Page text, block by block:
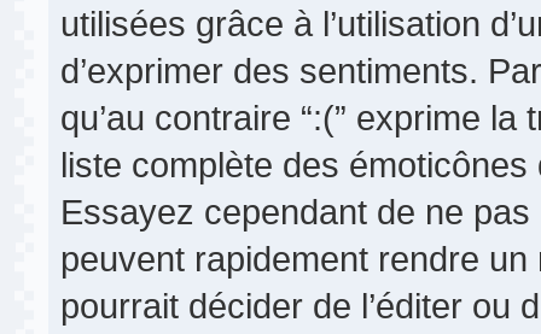
utilisées grâce à l’utilisation
d’exprimer des sentiments.
qu’au contraire “:(” exprime
liste complète des
Essayez cependant de ne
peuvent rapidement rendre
pourrait décider de l’éditer ou